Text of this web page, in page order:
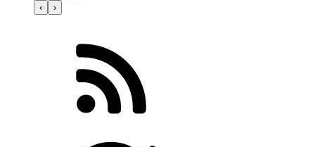
‹ ›